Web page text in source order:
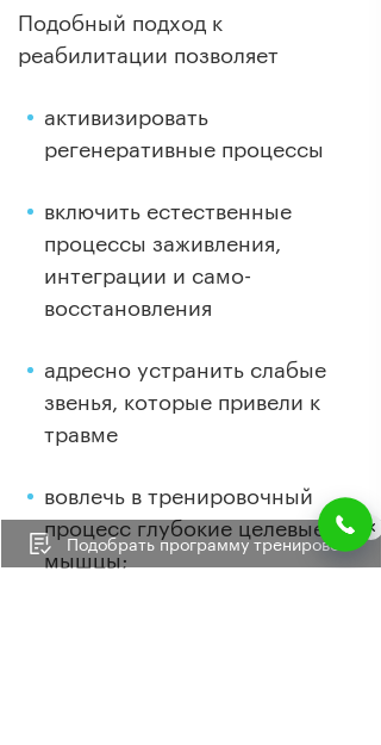
Подобный подход к
реабилитации позволяет
активизировать
регенеративные процессы
включить естественные
процессы заживления,
интеграции и само-
восстановления
адресно устранить слабые
звенья, которые привели к
травме
вовлечь в тренировочный
процесс глубокие целевые
мышцы;
Подобрать программу тренировок